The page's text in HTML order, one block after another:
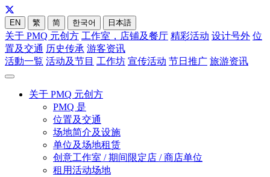
EN 繁 简 한국어 日本語
关于 PMQ 元创方 工作室，店铺及餐厅 精彩活动 设计号外 位
置及交通 历史传承 游客资讯
活動一覧 活动及节目 工作坊 宣传活动 节日推广 旅游资讯
关于 PMQ 元创方
PMQ 是
位置及交通
场地简介及设施
单位及场地租赁
创意工作室 / 期间限定店 / 商店单位
租用活动场地